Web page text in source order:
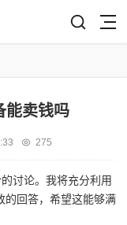
能卖钱吗
275
讨论。我将充分利用
的回答，希望这能够满